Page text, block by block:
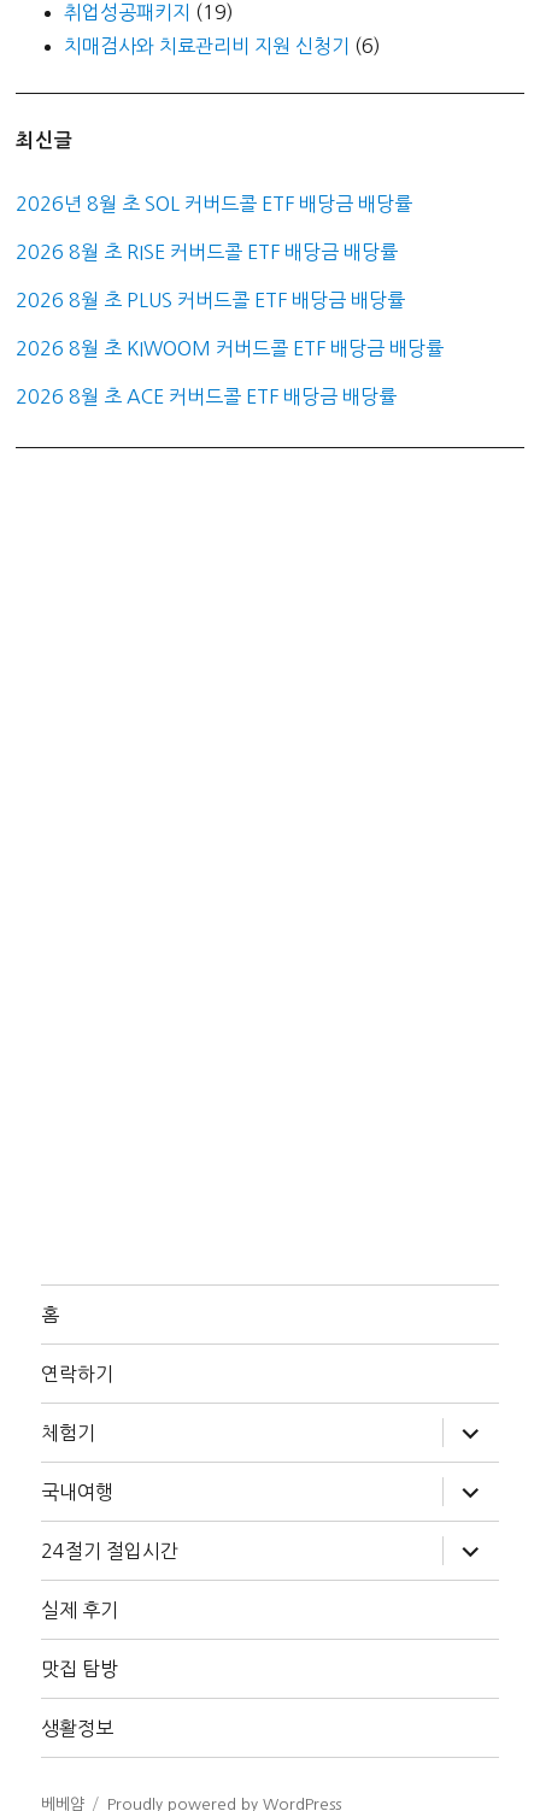
취업성공패키지
(19)
치매검사와 치료관리비 지원 신청기
(6)
최신글
2026년 8월 초 SOL 커버드콜 ETF 배당금 배당률
2026 8월 초 RISE 커버드콜 ETF 배당금 배당률
2026 8월 초 PLUS 커버드콜 ETF 배당금 배당률
2026 8월 초 KIWOOM 커버드콜 ETF 배당금 배당률
2026 8월 초 ACE 커버드콜 ETF 배당금 배당률
홈
연락하기
체험기
위
메
확
장
국내여행
위
메
확
장
24절기 절입시간
위
메
장
실제 후기
맛집 탐방
생활정보
베베얌 Proudly powered by WordPress